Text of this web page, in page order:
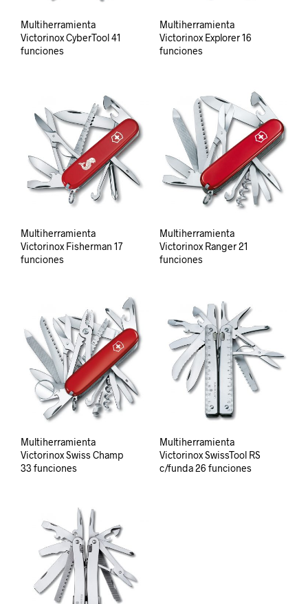
Multiherramienta
Victorinox CyberTool 41
funciones
Multiherramienta
Victorinox Explorer 16
funciones
Multiherramienta
Victorinox Fisherman 17
funciones
Multiherramienta
Victorinox Ranger 21
funciones
Multiherramienta
Victorinox Swiss Champ
33 funciones
Multiherramienta
Victorinox SwissTool RS
c/funda 26 funciones